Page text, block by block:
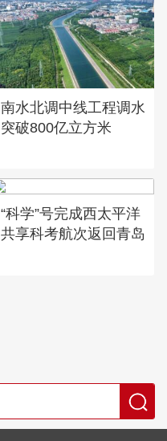
南水北调中线工程调水
突破800亿立方米
“科学”号完成西太平洋
共享科考航次返回青岛